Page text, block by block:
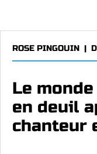
ROSE PINGOUIN |
Le
en deuil
chanteur